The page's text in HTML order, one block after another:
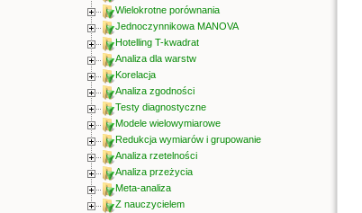
Wielokrotne porównania
Jednoczynnikowa MANOVA
Hotelling T-kwadrat
Analiza dla warstw
Korelacja
Analiza zgodności
Testy diagnostyczne
Modele wielowymiarowe
Redukcja wymiarów i grupowanie
Analiza rzetelności
Analiza przeżycia
Meta-analiza
Z nauczycielem